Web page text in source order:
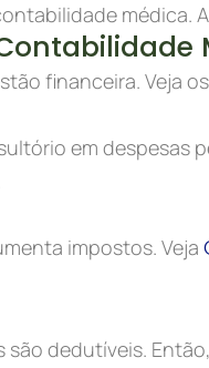
médica.
financeira. Veja
em despesas
impostos. Veja
dedutíveis.